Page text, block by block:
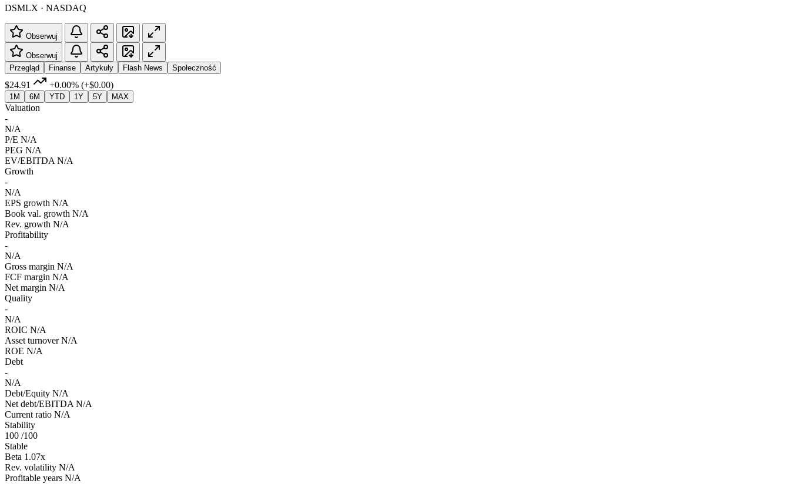
DSMLX · NASDAQ
Obserwuj
Obserwuj
Przegląd
Finanse Artykuły Flash News Społeczność
$24.91 +0.00% (+$0.00)
1M 6M YTD 1Y 5Y MAX
Valuation
-
N/A
P/E N/A
PEG N/A
EV/EBITDA N/A
Growth
-
N/A
EPS growth N/A
Book val. growth N/A
Rev. growth N/A
Profitability
-
N/A
Gross margin N/A
FCF margin N/A
Net margin N/A
Quality
-
N/A
ROIC N/A
Asset turnover N/A
ROE N/A
Debt
-
N/A
Debt/Equity N/A
Net debt/EBITDA N/A
Current ratio N/A
Stability
100 /100
Stable
Beta 1.07x
Rev. volatility N/A
Profitable years N/A